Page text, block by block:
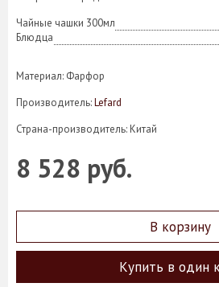
Чайные чашки 300мл
Блюдца
Материал: Фарфор
Производитель:Lefard
Страна-производитель: Китай
8 528 руб.
В корзину
Купить в один